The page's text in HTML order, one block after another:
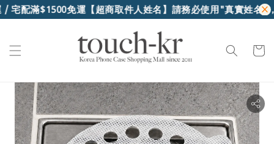
宅配滿$1500免運【超商取件人姓名】請務必使用"真實姓名"